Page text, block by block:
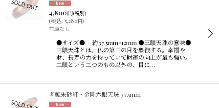
4,800円(税別)
(税込: 5,280円)
在庫なし
●サイズ● 約37.5mm×12mm ●三眼天珠の意味●
三眼天珠とは、仏の第三の目を象徴する。幸福や
財、長寿の力を持っていて財運の向上が最も強い。
二眼という二つのもの以外の、目に…
老鉱朱砂紅・金剛六眼天珠 37.5mm